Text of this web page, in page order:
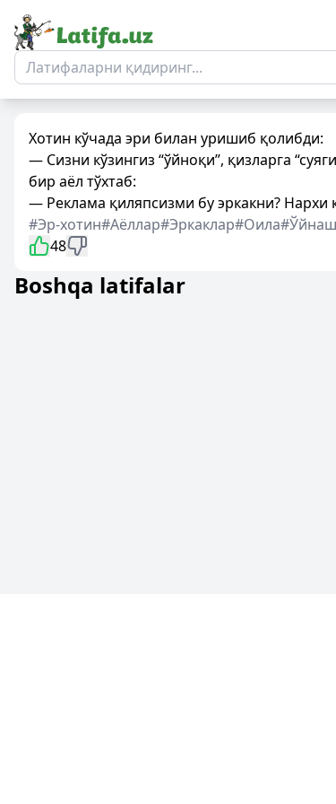
Хотин кўчада эри билан уришиб қолибди:
— Сизни кўзингиз “ўйноқи”, қизларга
бир аёл тўхтаб:
— Реклама қиляпсизми бу эркакни? Нархи
#Эр-хотин#Аёллар#Эркаклар#Оила
48
Boshqa latifalar